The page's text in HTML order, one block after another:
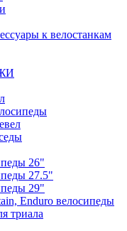
к велостанкам
26"
27.5"
29"
Enduro велосипеды
триала